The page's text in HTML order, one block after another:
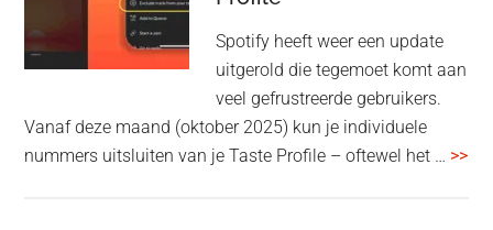
en
1000XM6
nieuwe
Spotify heeft weer een update
uitgerold die tegemoet komt aan
veel gefrustreerde gebruikers.
Vanaf deze maand (oktober 2025) kun je individuele
nummers uitsluiten van je Taste Profile – oftewel het … >>